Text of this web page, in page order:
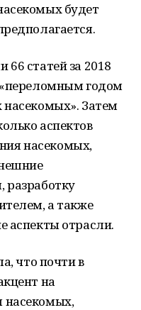
будет
статей за 2018
годом
насекомых». Затем
аспектов
насекомых,
разработку
а также
аспекты отрасли.
что почти в
на
насекомых,